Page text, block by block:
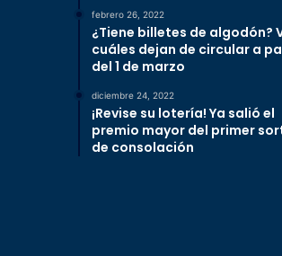
febrero 26, 2022
¿Tiene billetes de algodón?
cuáles dejan de circular a
del 1 de marzo
diciembre 24, 2022
¡Revise su lotería! Ya salió el
premio mayor del primer
de consolación